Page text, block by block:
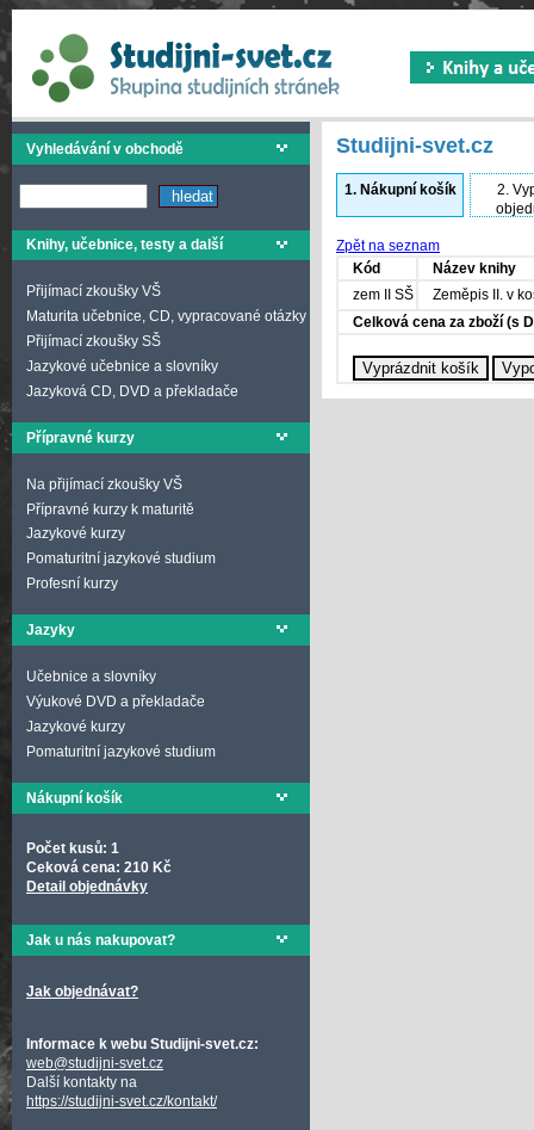
Vyhledávání v obchodě
Knihy, učebnice, testy a další
Přijímací zkoušky VŠ
Maturita učebnice, CD, vypracované otázky
Přijímací zkoušky SŠ
Jazykové učebnice a slovníky
Jazyková CD, DVD a překladače
Přípravné kurzy
Na přijímací zkoušky VŠ
Přípravné kurzy k maturitě
Jazykové kurzy
Pomaturitní jazykové studium
Profesní kurzy
Jazyky
Učebnice a slovníky
Výukové DVD a překladače
Jazykové kurzy
Pomaturitní jazykové studium
Nákupní košík
Počet kusů: 1
Ceková cena: 210 Kč
Detail objednávky
Jak u nás nakupovat?
Jak objednávat?
Informace k webu Studijni-svet.cz:
web@studijni-svet.cz
Další kontakty na
https://studijni-svet.cz/kontakt/
Studijni-svet.cz
1.Nákupní košík 2.
Zpět na seznam
Kód
Název knihy
zem II SŠ
Zeměpis II. v
Celková cena za zboží (s